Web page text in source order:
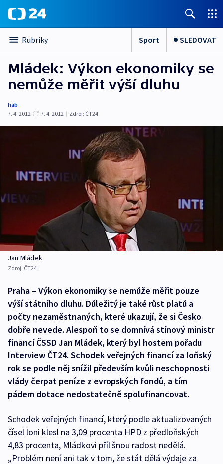
Rubriky Sport SLEDOVAT
Mládek: Výkon ekonomiky se
nemůže měřit výší dluhu
hab
7. 4. 2012
7. 4. 2012 | Zdroj: ČT24
Jan Mládek
Zdroj: ČT24
Praha – Výkon ekonomiky se nemůže měřit pouze
výší státního dluhu. Důležitý je také růst platů a
počty nezaměstnaných, které ukazují, že si Česko
dobře nevede. Alespoň to se domnívá stínový ministr
financí ČSSD Jan Mládek, který byl hostem pořadu
Interview ČT24. Schodek veřejných financí za loňský
rok se podle něj snížil především kvůli neschopnosti
vlády čerpat peníze z evropských fondů, a tím
pádem dotace nedostatečně spolufinancovat.
Schodek veřejných financí, který podle aktualizovaných
čísel loni klesl na 3,09 procenta HPD z předloňských
4,83 procenta, Mládkovi přílišnou radost nedělá.
„Problém není ani tak v tom, že stát dělá výdaje za